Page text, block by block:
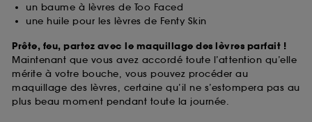
un baume à lèvres de Too Faced
une huile pour les lèvres de Fenty Skin
Prête, feu, partez avec le maquillage des lèvres parfait !
Maintenant que vous avez accordé toute l’attention qu’elle
mérite à votre bouche, vous pouvez procéder au
maquillage des lèvres, certaine qu’il ne s’estompera pas au
plus beau moment pendant toute la journée.